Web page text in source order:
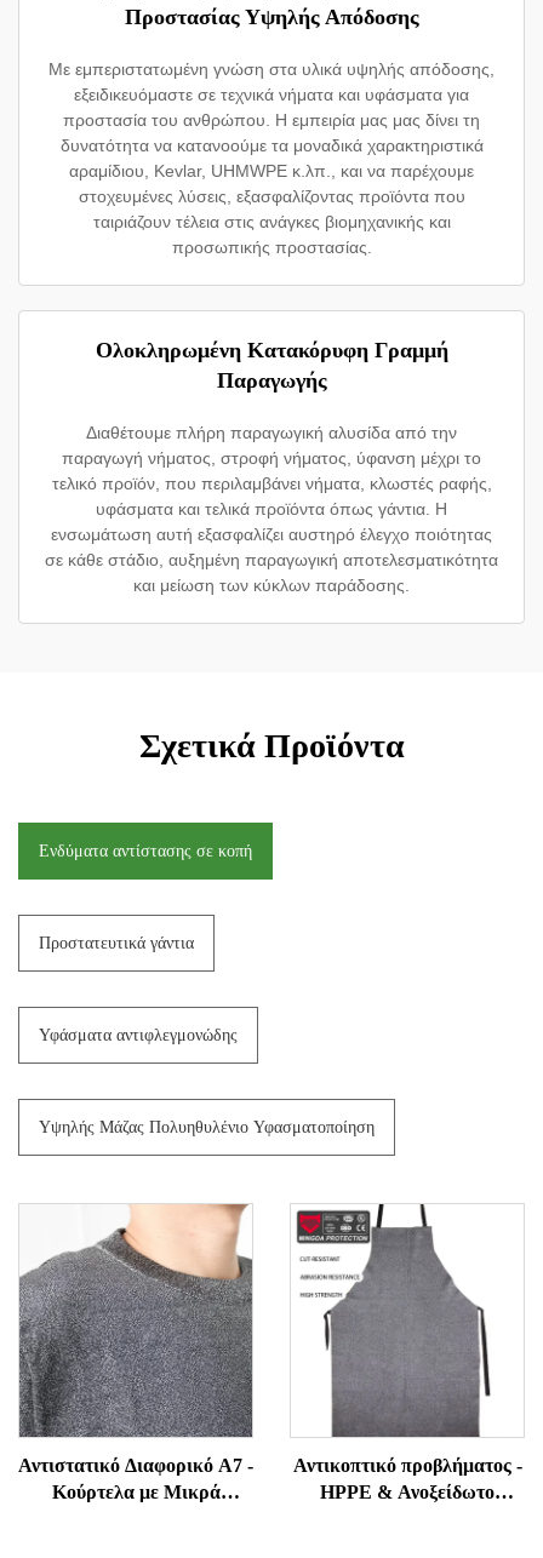
Προστασίας Υψηλής Απόδοσης
Με εμπεριστατωμένη γνώση στα υλικά υψηλής απόδοσης,
εξειδικευόμαστε σε τεχνικά νήματα και υφάσματα για
προστασία του ανθρώπου. Η εμπειρία μας μας δίνει τη
δυνατότητα να κατανοούμε τα μοναδικά χαρακτηριστικά
αραμίδιου, Kevlar, UHMWPE κ.λπ., και να παρέχουμε
στοχευμένες λύσεις, εξασφαλίζοντας προϊόντα που
ταιριάζουν τέλεια στις ανάγκες βιομηχανικής και
προσωπικής προστασίας.
Ολοκληρωμένη Κατακόρυφη Γραμμή
Παραγωγής
Διαθέτουμε πλήρη παραγωγική αλυσίδα από την
παραγωγή νήματος, στροφή νήματος, ύφανση μέχρι το
τελικό προϊόν, που περιλαμβάνει νήματα, κλωστές ραφής,
υφάσματα και τελικά προϊόντα όπως γάντια. Η
ενσωμάτωση αυτή εξασφαλίζει αυστηρό έλεγχο ποιότητας
σε κάθε στάδιο, αυξημένη παραγωγική αποτελεσματικότητα
και μείωση των κύκλων παράδοσης.
Σχετικά Προϊόντα
Ενδύματα αντίστασης σε κοπή
Προστατευτικά γάντια
Υφάσματα αντιφλεγμονώδης
Υψηλής Μάζας Πολυηθυλένιο Υφασματοποίηση
Αντιστατικό Διαφορικό Α7 -
Κούρτελα με Μικρά
Αντικοπτικό προβλήματος -
HPPE & Ανοξείδωτο